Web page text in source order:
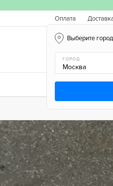
Оплата
Новинки
Выберите
ГОРОД